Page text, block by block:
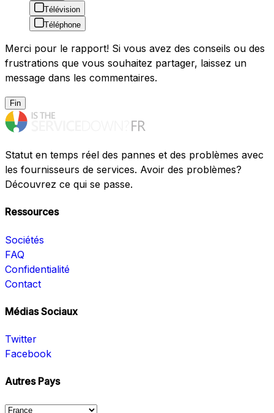
Télévision
Téléphone
Merci pour le rapport! Si vous avez des conseils ou des
frustrations que vous souhaitez partager, laissez un
message dans les commentaires.
Fin
Statut en temps réel des pannes et des problèmes avec
les fournisseurs de services. Avoir des problèmes?
Découvrez ce qui se passe.
Ressources
Sociétés
FAQ
Confidentialité
Contact
Médias Sociaux
Twitter
Facebook
Autres Pays